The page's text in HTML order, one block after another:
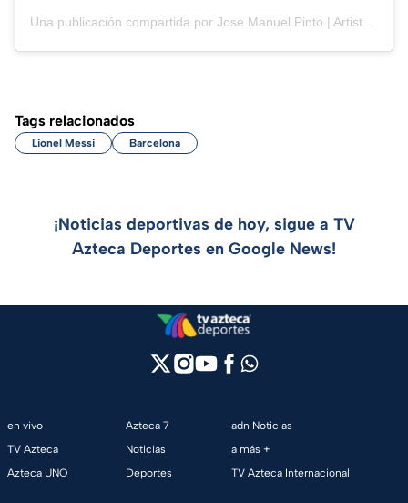
Una publicación compartida por Jose Manuel Pinto | Artista & Productor Musical (@13pinto)
Tags relacionados
Lionel Messi Barcelona
¡Noticias deportivas de hoy, sigue a TV
Azteca Deportes en Google News!
en vivo
TV Azteca
Azteca UNO
Azteca 7
Noticias
Deportes
adn Noticias
a más +
TV Azteca Internacional